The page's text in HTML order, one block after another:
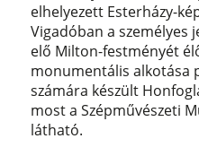
elhelyezett Esterházy-
Vigadóban a személyes
elő Milton-festményét
monumentális alkotása
számára készült
most a Szépművészeti
látható.